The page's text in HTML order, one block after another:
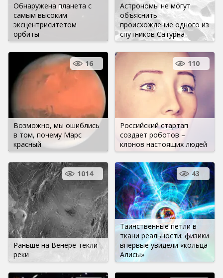
Обнаружена планета с
самым высоким
эксцентриситетом
орбиты
Астрономы не могут
объяснить
происхождение одного из
спутников Сатурна
Возможно, мы ошиблись
в том, почему Марс
красный
16
Российский стартап
создает роботов –
клонов настоящих людей
110
Раньше на Венере текли
реки
1014
Таинственные петли в
ткани реальности: физики
впервые увидели «кольца
Алисы»
43